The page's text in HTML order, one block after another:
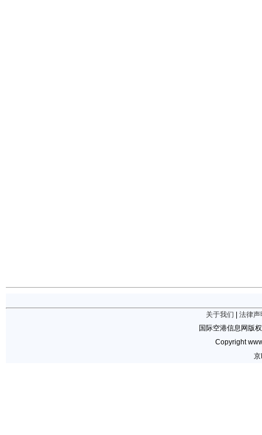
关于我们
法律声
国际空港信息网版
Copyright